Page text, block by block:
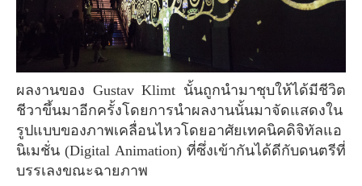
ผลงานของ Gustav Klimt นั้นถูกนำมาชุบให้ได้มีชีวิต
ชีวาขึ้นมาอีกครั้งโดยการนำผลงานนั้นมาจัดแสดงใน
รูปแบบของภาพเคลื่อนไหวโดยอาศัยเทคนิคดิจิทัลแอ
นิเมชั่น (Digital Animation) ที่ซึ่งเข้ากันได้ดีกับดนตรีที่
บรรเลงขณะฉายภาพ